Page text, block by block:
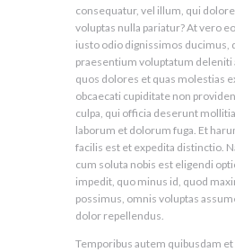
consequatur, vel illum, qui
voluptas nulla pariatur? At vero
iusto odio dignissimos ducimus,
praesentium voluptatum deleniti
quos dolores et quas molestias
obcaecati cupiditate non
culpa, qui officia deserunt
laborum et dolorum fuga. Et
facilis est et expedita distinctio.
cum soluta nobis est eligendi
impedit, quo minus id, quod
possimus, omnis voluptas
dolor repellendus.
Temporibus autem quibusdam